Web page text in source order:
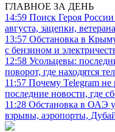
ГЛАВНОЕ ЗА ДЕНЬ
14:59 Поиск Героя
августа, зацепки,
13:57 Обстановка в
с бензином и
12:58 Усольцевы:
поворот, где находятся
11:57 Почему Telegram не
последние новости, где
11:28 Обстановка в ОАЭ
взрывы, аэропорты,